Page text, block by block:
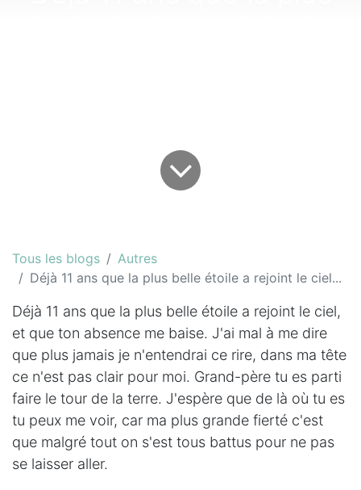
Tous les blogs
Autres
Déjà 11 ans que la plus belle étoile a rejoint le ciel...
Déjà 11 ans que la plus belle étoile a rejoint le ciel,
et que ton absence me baise. J'ai mal à me dire
que plus jamais je n'entendrai ce rire, dans ma tête
ce n'est pas clair pour moi. Grand-père tu es parti
faire le tour de la terre. J'espère que de là où tu es
tu peux me voir, car ma plus grande fierté c'est
que malgré tout on s'est tous battus pour ne pas
se laisser aller.